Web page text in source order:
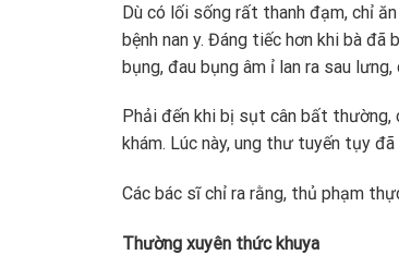
Dù có lối sống rất thanh đạm, chỉ
bệnh nan y. Đáng tiếc hơn khi bà đã
bụng, đau bụng âm ỉ lan ra sau lưng,
Phải đến khi bị sụt cân bất thường,
khám. Lúc này, ung thư tuyến tụy
Các bác sĩ chỉ ra rằng, thủ phạm
Thường xuyên thức khuya